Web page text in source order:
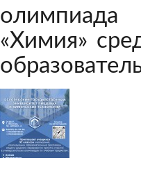
олимпиада
«Химия»